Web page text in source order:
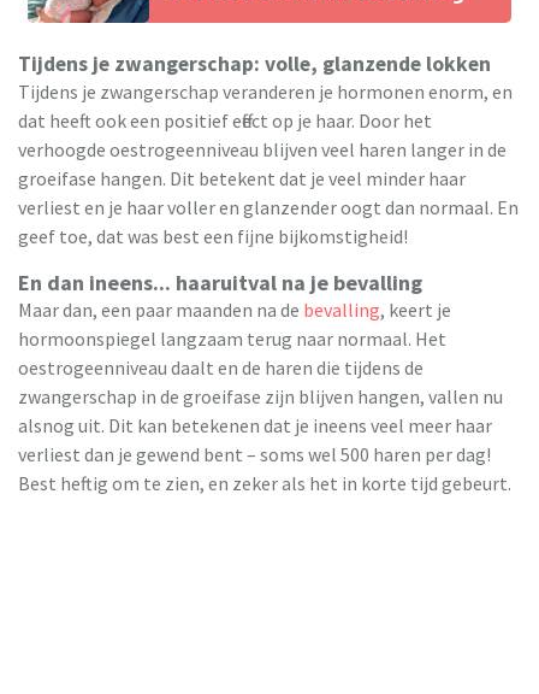
Tijdens je zwangerschap: volle, glanzende lokken
Tijdens je zwangerschap veranderen je hormonen enorm, en
dat heeft ook een positief effect op je haar. Door het
verhoogde oestrogeenniveau blijven veel haren langer in de
groeifase hangen. Dit betekent dat je veel minder haar
verliest en je haar voller en glanzender oogt dan normaal. En
geef toe, dat was best een fijne bijkomstigheid!
En dan ineens... haaruitval na je bevalling
Maar dan, een paar maanden na de bevalling, keert je
hormoonspiegel langzaam terug naar normaal. Het
oestrogeenniveau daalt en de haren die tijdens de
zwangerschap in de groeifase zijn blijven hangen, vallen nu
alsnog uit. Dit kan betekenen dat je ineens veel meer haar
verliest dan je gewend bent – soms wel 500 haren per dag!
Best heftig om te zien, en zeker als het in korte tijd gebeurt.